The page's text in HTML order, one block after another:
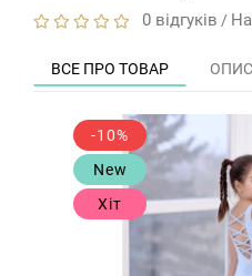
0 відгуків /
ВСЕ ПРО ТОВАР ОПИС
-10%
New
Хіт